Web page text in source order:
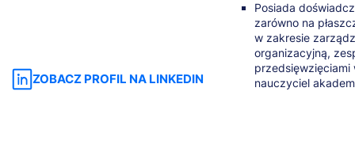
ZOBACZ PROFIL NA LINKEDIN
Posiada
zarówno na
w zakresie
organizacyjną,
przedsięwzięciami
nauczyciel